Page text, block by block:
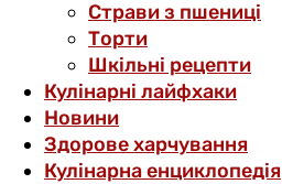
Страви з пшениці
Торти
Шкільні рецепти
Кулінарні лайфхаки
Новини
Здорове харчування
Кулінарна енциклопедія